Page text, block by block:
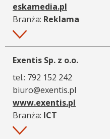
eskamedia.pl
Branża: Reklama
Więcej
Exentis Sp. z o.o.
tel.: 792 152 242
biuro@exentis.pl
www.exentis.pl
Branża: ICT
Więcej